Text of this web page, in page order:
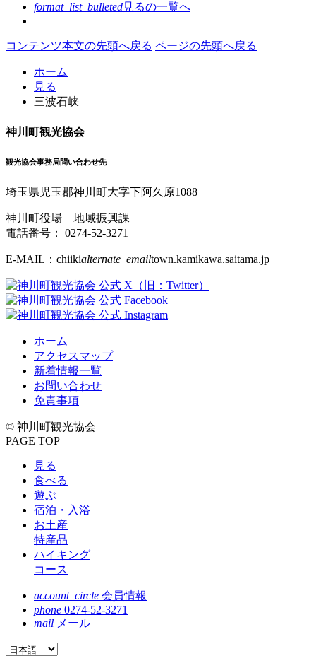
format_list_bulleted見るの一覧へ
コンテンツ本文の先頭へ戻る ページの先頭へ戻る
ホーム
見る
三波石峡
神川町観光協会
観光協会事務局問い合わせ先
埼玉県児玉郡神川町大字下阿久原1088
神川町役場 地域振興課
電話番号： 0274-52-3271
E-MAIL：chiikialternate_emailtown.kamikawa.saitama.jp
ホーム
アクセスマップ
新着情報一覧
お問い合わせ
免責事項
© 神川町観光協会
PAGE TOP
見る
食べる
遊ぶ
宿泊・入浴
お土産
特産品
ハイキング
コース
account_circle 会員情報
phone 0274-52-3271
mail メール